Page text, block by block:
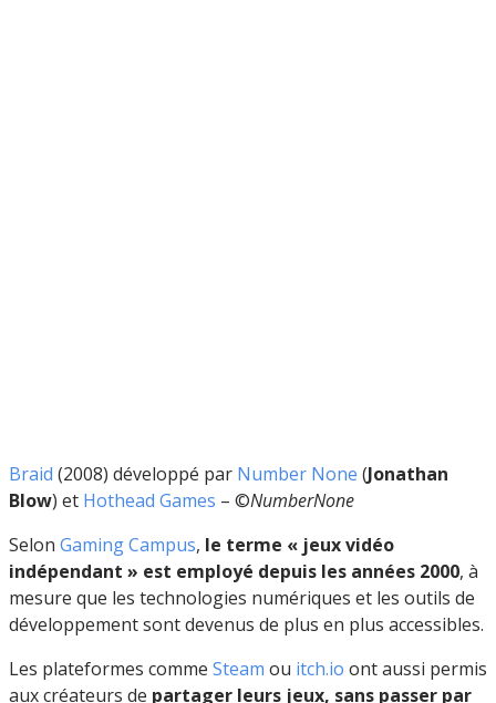
Braid (2008) développé par Number None (Jonathan
Blow) et Hothead Games – ©NumberNone
Selon Gaming Campus, le terme « jeux vidéo
indépendant » est employé depuis les années 2000, à
mesure que les technologies numériques et les outils de
développement sont devenus de plus en plus accessibles.
Les plateformes comme Steam ou itch.io ont aussi permis
aux créateurs de partager leurs jeux, sans passer par